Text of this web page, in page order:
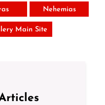
Nehemias
Main Site